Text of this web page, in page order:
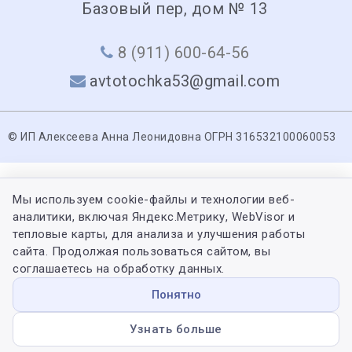
Базовый пер, дом № 13
8 (911) 600-64-56
avtotochka53@gmail.com
© ИП Алексеева Анна Леонидовна ОГРН 316532100060053
Мы используем cookie-файлы и технологии веб-
аналитики, включая Яндекс.Метрику, WebVisor и
тепловые карты, для анализа и улучшения работы
сайта. Продолжая пользоваться сайтом, вы
соглашаетесь на обработку данных.
Понятно
Узнать больше